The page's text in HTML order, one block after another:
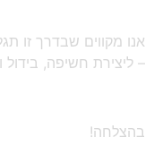
אנו מקווים שבדרך זו
– ליצירת חשיפה,
בהצלחה!